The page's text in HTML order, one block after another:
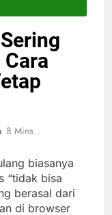
8 Mins
biasanya
“tidak bisa
berasal dari
di browser